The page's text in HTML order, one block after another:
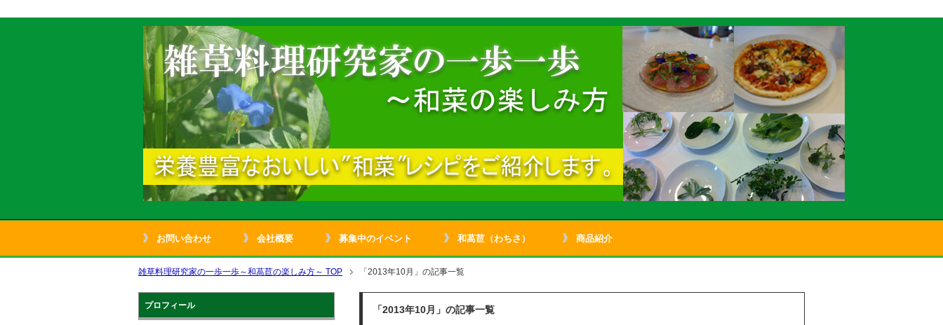
お問い合わせ 会社概要 募集中のイベント 和萵苣（わちさ） 商品紹介
雑草料理研究家の一歩一歩～和萵苣の楽しみ方～ TOP 「2013年10月」の記事一覧
「2013年10月」の記事一覧
プロフィール